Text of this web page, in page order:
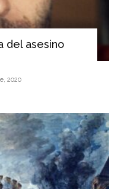
del asesino
2020